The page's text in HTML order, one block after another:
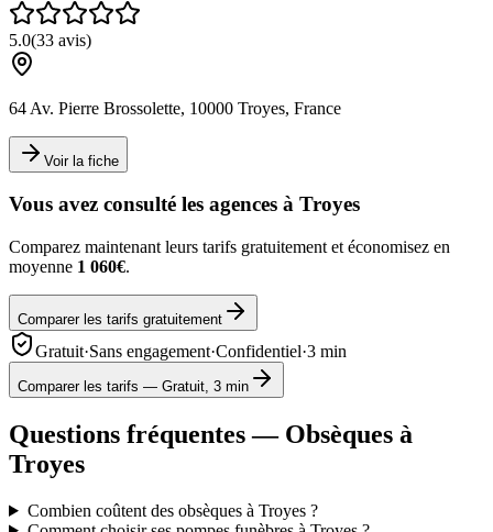
5.0(33 avis)
64 Av. Pierre Brossolette, 10000 Troyes, France
Voir la fiche
Vous avez consulté les agences à Troyes
Comparez maintenant leurs tarifs gratuitement et économisez en
moyenne 1 060€.
Comparer les tarifs gratuitement
Gratuit·Sans engagement·Confidentiel·3 min
Comparer les tarifs — Gratuit, 3 min
Questions fréquentes — Obsèques à
Troyes
Combien coûtent des obsèques à Troyes ?